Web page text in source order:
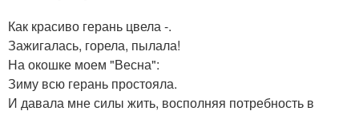
Как красиво герань цвела -.
Зажигалась, горела, пылала!
На окошке моем "Весна":
Зиму всю герань простояла.
И давала мне силы жить, восполняя потребность в